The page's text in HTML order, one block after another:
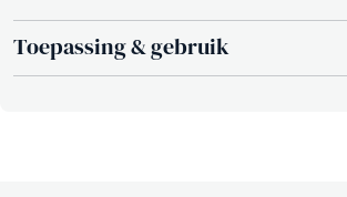
Toepassing & gebruik